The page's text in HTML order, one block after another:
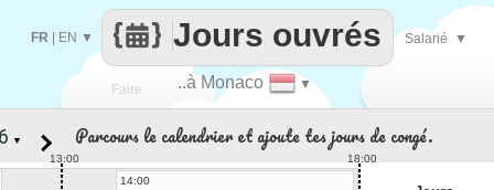
Faire ..à Monaco ▼
Jours ouvrés
FR EN ▼ Salarié ▼
▼ Parcours le calendrier et ajoute tes jours de congé.
13:00
18:00
14:00